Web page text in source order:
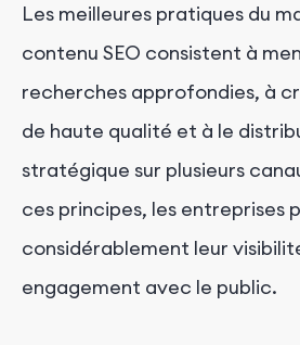
Les meilleures pratiques du
contenu SEO consistent à
recherches approfondies, à
de haute qualité et à le
stratégique sur plusieurs
ces principes, les entreprises
considérablement leur
engagement avec le public.